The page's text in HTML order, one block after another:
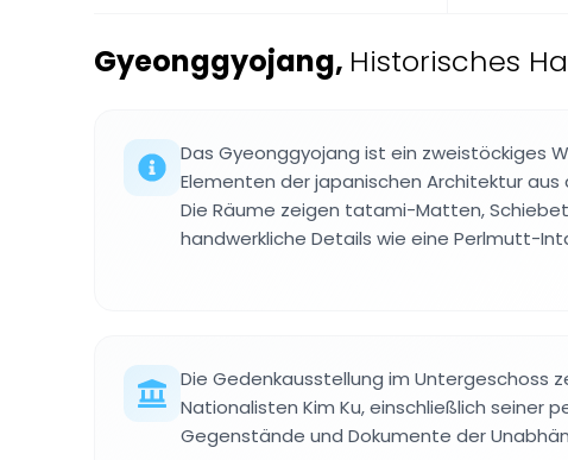
Gyeonggyojang, Historisches
Das Gyeonggyojang ist ein zweistöckiges
Elementen der japanischen Architektur aus
Die Räume zeigen tatami-Matten,
handwerkliche Details wie eine Perlmutt-
Die Gedenkausstellung im Untergeschoss
Nationalisten Kim Ku, einschließlich seiner
Gegenstände und Dokumente der